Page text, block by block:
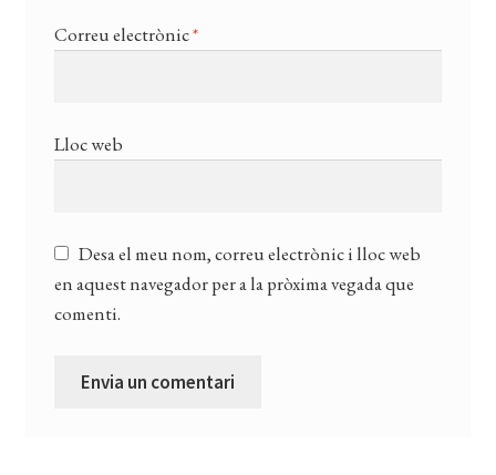
Correu electrònic*
Lloc web
Desa el meu nom, correu electrònic i lloc web
en aquest navegador per a la pròxima vegada que
comenti.